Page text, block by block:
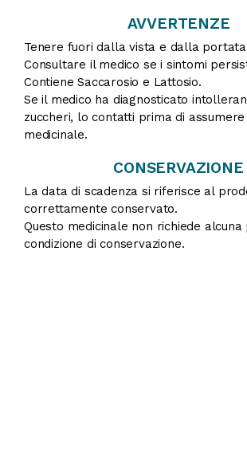
AVVERTENZE
Tenere fuori dalla vista e dalla
Consultare il medico se i sintomi
Contiene Saccarosio e Lattosio.
Se il medico ha diagnosticato
zuccheri, lo contatti prima di
medicinale.
CONSERVAZIONE
La data di scadenza si riferisce al
correttamente conservato.
Questo medicinale non richiede
condizione di conservazione.